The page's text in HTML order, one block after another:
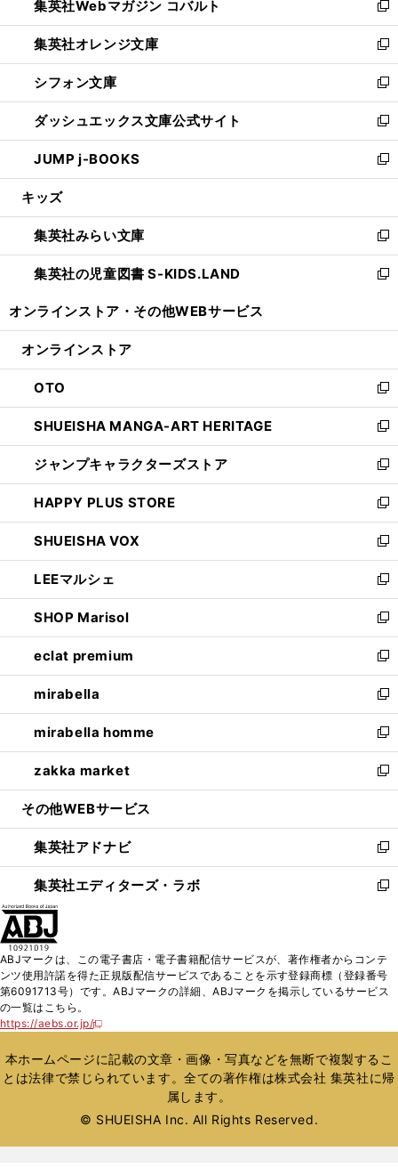
く
で
開
く
ド
ウ
で
開
く
ィ
ン
ド
ウ
で
開
く
集英社Webマガジン コバルト
新
し
い
ウ
ィ
ン
ド
ウ
で
開
集英社オレンジ文庫
新
し
い
ウ
ィ
ン
ド
ウ
開
く
シフォン文庫
新
し
い
ウ
ィ
ン
ウ
で
開
く
ダッシュエックス文庫公式サイト
新
し
い
ウ
ン
ド
ウ
で
JUMP j-BOOKS
新
し
ウ
ィ
ン
ド
開
キッズ
集英社みらい文庫
新
し
い
ン
ウ
で
開
く
集英社の児童図書 S-KIDS.LAND
新
ウ
ン
ド
ウ
で
開
く
オンラインストア・ その他WEBサービス
オンラインストア
OTO
新
し
い
ウ
ィ
ン
ド
ウ
で
開
く
SHUEISHA MANGA-ART HERITAGE
新
し
い
ウ
ィ
ン
ド
ウ
で
開
く
ジャンプキャラクターズストア
新
し
い
ウ
ィ
ン
ド
ウ
で
開
く
HAPPY PLUS STORE
新
し
い
ウ
ィ
ン
ド
ウ
で
開
く
SHUEISHA VOX
新
し
い
ウ
ィ
ン
ド
ウ
で
開
く
LEEマルシェ
新
し
い
ウ
ィ
ン
ド
ウ
で
開
く
SHOP Marisol
新
し
い
ウ
ィ
ン
ド
ウ
で
開
eclat premium
新
し
い
ウ
ィ
ン
ド
ウ
開
く
mirabella
新
し
い
ウ
ィ
ン
ウ
で
開
く
mirabella homme
新
し
い
ウ
ン
ド
ウ
で
zakka market
新
し
ウ
ィ
ン
ド
く
その他WEBサービス
集英社アドナビ
新
し
い
ド
ウ
で
集英社エディターズ・ラボ
新
ィ
ン
ド
開
く
ABJマークは、この電子書店・電子書籍配信サービスが、著作権者からコンテ
ンツ使用許諾を得た正規版配信サービスであることを示す登録商標（登録番号
第6091713号）です。ABJマークの詳細、ABJマークを掲示しているサービス
の一覧はこちら。
https://aebs.or.jp/
新
い
ウ
ィ
ウ
本ホームページに記載の文章・画像・写真などを無断で複製するこ
とは法律で禁じられています。全ての著作権は株式会社 集英社に帰
属します。
© SHUEISHA Inc. All Rights Reserved.